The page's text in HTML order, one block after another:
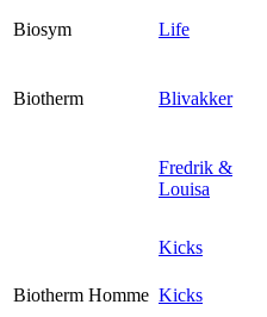
Biosym Life
Biotherm Blivakker
Fredrik &
Louisa
Kicks
Biotherm Homme Kicks